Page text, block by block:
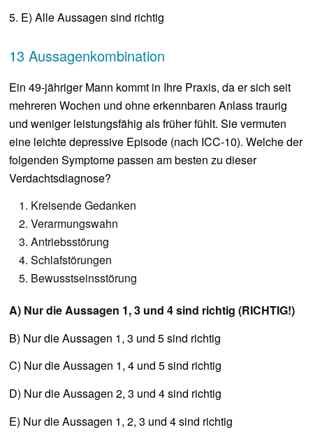
5. E) Alle Aussagen sind richtig
13 Aussagenkombination
Ein 49-jähriger Mann kommt in Ihre Praxis, da er sich seit
mehreren Wochen und ohne erkennbaren Anlass traurig
und weniger leistungsfähig als früher fühlt. Sie vermuten
eine leichte depressive Episode (nach ICC-10). Welche der
folgenden Symptome passen am besten zu dieser
Verdachtsdiagnose?
Kreisende Gedanken
Verarmungswahn
Antriebsstörung
Schlafstörungen
Bewusstseinsstörung
A) Nur die Aussagen 1, 3 und 4 sind richtig (RICHTIG!)
B) Nur die Aussagen 1, 3 und 5 sind richtig
C) Nur die Aussagen 1, 4 und 5 sind richtig
D) Nur die Aussagen 2, 3 und 4 sind richtig
E) Nur die Aussagen 1, 2, 3 und 4 sind richtig